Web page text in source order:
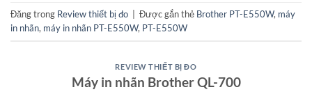
Đăng trong Review thiết bị đo Được gắn thẻ Brother PT-E550W, máy
in nhãn, máy in nhãn PT-E550W, PT-E550W
REVIEW THIẾT BỊ ĐO
Máy in nhãn Brother QL-700